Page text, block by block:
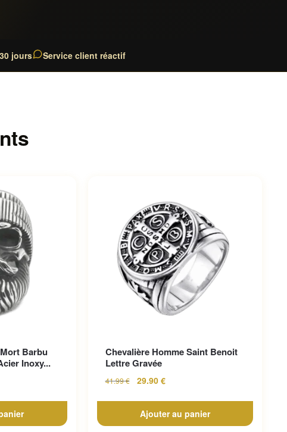
jours Service client réactif
Barbu
Inoxy...
Chevalière Homme Saint Benoit
Lettre Gravée
41.99€ 29.90 €
Ajouter au panier